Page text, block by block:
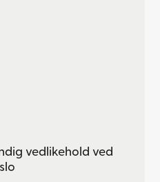
vedlikehold ved